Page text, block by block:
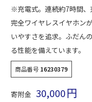
※充電式。連続約7時間、
完全ワイヤレスイヤホン
いやすさを追求。ふだん
る性能を備えています。
商品番号 16230379
寄附金 30,000